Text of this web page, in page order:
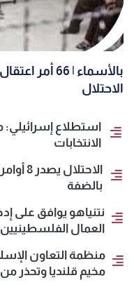
بالأسماء |
الاحتلال
استطلاع
الانتخابات
بالضفة
العمال الفلسطينيين
منظمة التعاون
مخيم قلنديا وتحذر